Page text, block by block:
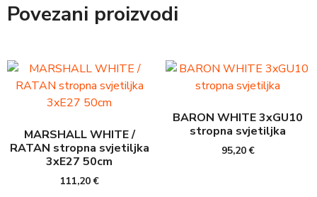
Povezani proizvodi
MARSHALL WHITE /
RATAN stropna svjetiljka
3xE27 50cm
111,20€
BARON WHITE 3xGU10
stropna svjetiljka
95,20€